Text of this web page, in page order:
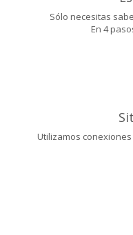
Sólo necesitas
En 4
Utilizamos